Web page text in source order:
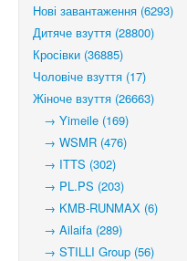
Нові завантаження (6293)
Дитяче взуття (28800)
Кросівки (36885)
Чоловіче взуття (17)
Жіноче взуття (26663)
→ Yimeile (169)
→ WSMR (476)
→ ITTS (302)
→ PL.PS (203)
→ KMB-RUNMAX (6)
→ Ailaifa (289)
→ STILLI Group (56)